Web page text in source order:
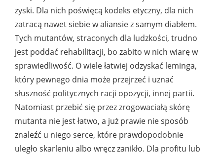
zyski. Dla nich poświęcą kodeks etyczny, dla nich
zatracą nawet siebie w aliansie z samym diabłem.
Tych mutantów, straconych dla ludzkości, trudno
jest poddać rehabilitacji, bo zabito w nich wiarę w
sprawiedliwość. O wiele łatwiej odzyskać leminga,
który pewnego dnia może przejrzeć i uznać
słuszność politycznych racji opozycji, innej partii.
Natomiast przebić się przez zrogowaciałą skórę
mutanta nie jest łatwo, a już prawie nie sposób
znaleźć u niego serce, które prawdopodobnie
uległo skarleniu albo wręcz zanikło. Dla profitu lub